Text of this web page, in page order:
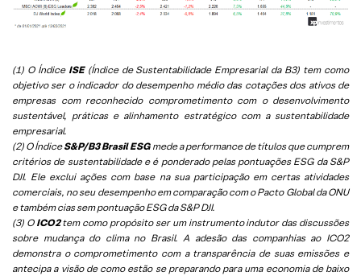
(1) O Índice ISE(Índice de Sustentabilidade Empresarial da B3) tem como
objetivo ser o indicador do desempenho médio das cotações dos ativos de
empresas com reconhecido comprometimento com o desenvolvimento
sustentável, práticas e alinhamento estratégico com a sustentabilidade
empresarial.
(2) O ÍndiceS&P/B3 Brasil ESGmede a performance de títulos que cumprem
critérios de sustentabilidade e é ponderado pelas pontuações ESG da S&P
DJI. Ele exclui ações com base na sua participação em certas atividades
comerciais, no seu desempenho em comparação com o Pacto Global da ONU
e também cias sem pontuação ESG da S&P DJI.
(3) O ICO2tem como propósito ser um instrumento indutor das discussões
sobre mudança do clima no Brasil. A adesão das companhias ao ICO2
demonstra o comprometimento com a transparência de suas emissões e
antecipa a visão de como estão se preparando para uma economia de baixo